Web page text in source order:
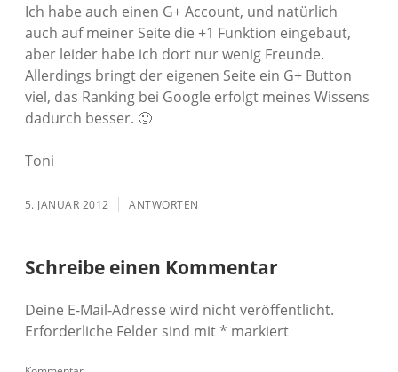
Ich habe auch einen G+ Account, und natürlich
auch auf meiner Seite die +1 Funktion eingebaut,
aber leider habe ich dort nur wenig Freunde.
Allerdings bringt der eigenen Seite ein G+ Button
viel, das Ranking bei Google erfolgt meines Wissens
dadurch besser. 🙂
Toni
5. JANUAR 2012 ANTWORTEN
Schreibe einen Kommentar
Deine E-Mail-Adresse wird nicht veröffentlicht.
Erforderliche Felder sind mit* markiert